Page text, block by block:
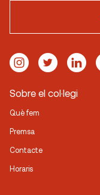
Sobre el col·legi
Què fem
Premsa
Contacte
Horaris